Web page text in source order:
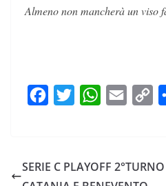
Almeno non mancherà un viso
W
SERIE C PLAYOFF